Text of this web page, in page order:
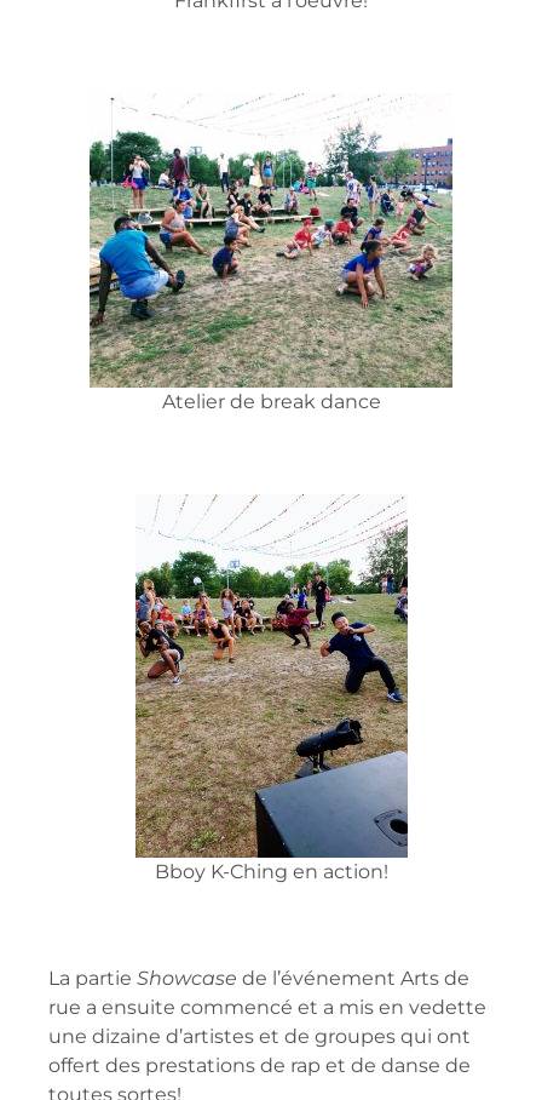
Atelier de break dance
Bboy K-Ching en action!
La partie Showcase de l’événement Arts de
rue a ensuite commencé et a mis en vedette
une dizaine d’artistes et de groupes qui ont
offert des prestations de rap et de danse de
toutes sortes!